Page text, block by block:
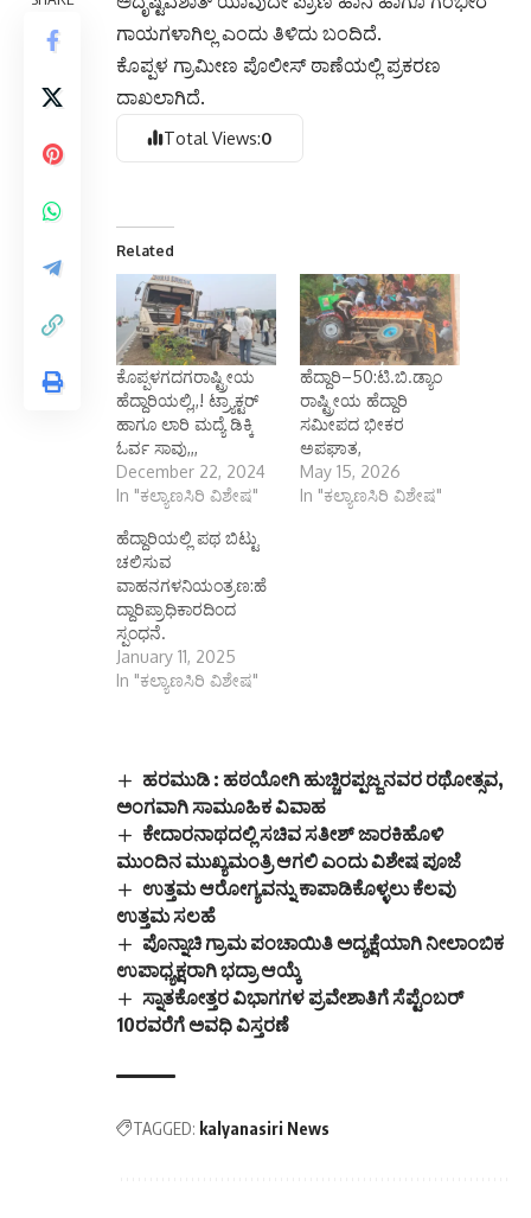
ಗಾಯಗಳಾಗಿಲ್ಲ ಎಂದು ತಿಳಿದು ಬಂದಿದೆ.
ಕೊಪ್ಪಳ ಗ್ರಾಮೀಣ ಪೊಲೀಸ್ ಠಾಣೆಯಲ್ಲಿ ಪ್ರಕರಣ
ದಾಖಲಾಗಿದೆ.
Total Views:0
Related
ಕೊಪ್ಪಳಗದಗರಾಷ್ಟ್ರೀಯ
ಹೆದ್ದಾರಿಯಲ್ಲಿ,,! ಟ್ರ್ಯಾಕ್ಟರ್
ಹಾಗೂ ಲಾರಿ ಮದ್ಯೆ ಡಿಕ್ಕಿ
ಓರ್ವ ಸಾವು,,,
December 22, 2024
In "ಕಲ್ಯಾಣಸಿರಿ ವಿಶೇಷ"
ಹೆದ್ದಾರಿ–50:ಟಿ.ಬಿ.ಡ್ಯಾಂ
ರಾಷ್ಟ್ರೀಯ ಹೆದ್ದಾರಿ
ಸಮೀಪದ ಭೀಕರ
ಅಪಘಾತ,
May 15, 2026
In "ಕಲ್ಯಾಣಸಿರಿ ವಿಶೇಷ"
ಹೆದ್ದಾರಿಯಲ್ಲಿ ಪಥ ಬಿಟ್ಟು
ಚಲಿಸುವ
ವಾಹನಗಳನಿಯಂತ್ರಣ:ಹೆ
ದ್ದಾರಿಪ್ರಾಧಿಕಾರದಿಂದ
ಸ್ಪಂಧನೆ.
January 11, 2025
In "ಕಲ್ಯಾಣಸಿರಿ ವಿಶೇಷ"
ಹರಮುಡಿ : ಹಠಯೋಗಿ ಹುಚ್ಚಿರಪ್ಪಜ್ಜನವರ ರಥೋತ್ಸವ,
ಅಂಗವಾಗಿ ಸಾಮೂಹಿಕ ವಿವಾಹ
ಕೇದಾರನಾಥದಲ್ಲಿ ಸಚಿವ ಸತೀಶ್ ಜಾರಕಿಹೊಳಿ
ಮುಂದಿನ ಮುಖ್ಯಮಂತ್ರಿ ಆಗಲಿ ಎಂದು ವಿಶೇಷ ಪೂಜೆ
ಉತ್ತಮ ಆರೋಗ್ಯವನ್ನು ಕಾಪಾಡಿಕೊಳ್ಳಲು ಕೆಲವು
ಉತ್ತಮ ಸಲಹೆ
ಪೊನ್ನಾಚಿ ಗ್ರಾಮ ಪಂಚಾಯಿತಿ ಅದ್ಯಕ್ಷೆಯಾಗಿ ನೀಲಾಂಬಿಕ
ಉಪಾಧ್ಯಕ್ಷರಾಗಿ ಭದ್ರಾ ಆಯ್ಕೆ
ಸ್ನಾತಕೋತ್ತರ ವಿಭಾಗಗಳ ಪ್ರವೇಶಾತಿಗೆ ಸೆಪ್ಟೆಂಬರ್
10ರವರೆಗೆ ಅವಧಿ ವಿಸ್ತರಣೆ
TAGGED: kalyanasiri News